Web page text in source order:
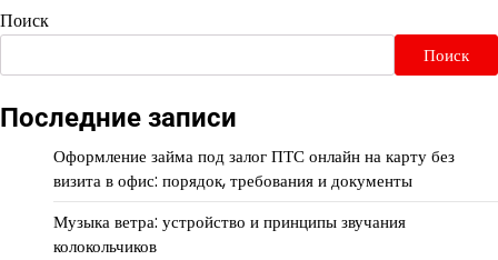
Поиск
Поиск
Последние записи
Оформление займа под залог ПТС онлайн на карту без
визита в офис: порядок, требования и документы
Музыка ветра: устройство и принципы звучания
колокольчиков